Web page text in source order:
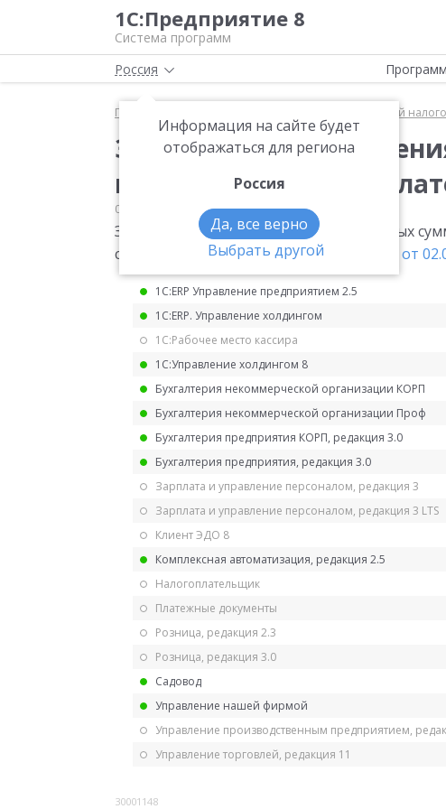
1С:Предприятие 8
Система программ
Россия
Информация на сайте будет
отображаться для региона
Россия
Да, все верно
Выбрать другой
Главная Единый
Заполнение
налогов, авансовых
01.04.2022 Единый налоговый счет
Заполнение уведомления об исчисленных
страховых взносов.Приказ ФНС России от
1С:ERP Управление предприятием 2.5
1С:ERP. Управление холдингом
1С:Рабочее место кассира
1С:Управление холдингом 8
Бухгалтерия некоммерческой организации КОРП
Бухгалтерия некоммерческой организации Проф
Бухгалтерия предприятия КОРП, редакция 3.0
Бухгалтерия предприятия, редакция 3.0
Зарплата и управление персоналом, редакция 3
Зарплата и управление персоналом, редакция 3 LTS
Клиент ЭДО 8
Комплексная автоматизация, редакция 2.5
Налогоплательщик
Платежные документы
Розница, редакция 2.3
Розница, редакция 3.0
Садовод
Управление нашей фирмой
Управление производственным предприятием,
Управление торговлей, редакция 11
30001148